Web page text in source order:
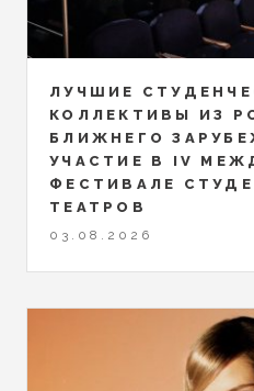
ЛУЧШИЕ
КОЛЛЕКТИВЫ ИЗ
БЛИЖНЕГО
УЧАСТИЕ В IV
ФЕСТИВАЛЕ
ТЕАТРОВ
03.08.2026